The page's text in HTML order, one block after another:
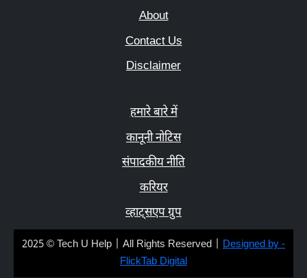
About
Contact Us
Disclaimer
हमारे बारे में
कानूनी नोटिस
संपादकीय नीति
करियर
व्हाट्सएप ग्रुप
2025 © Tech U Help | All Rights Reserved | Designed by -
FlickTab Digital